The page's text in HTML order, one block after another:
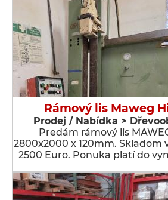
Rámový lis Maweg
Prodej / Nabídka >
Predám rámový lis
2800x2000 x 120mm. Skladom
2500 Euro. Ponuka platí do